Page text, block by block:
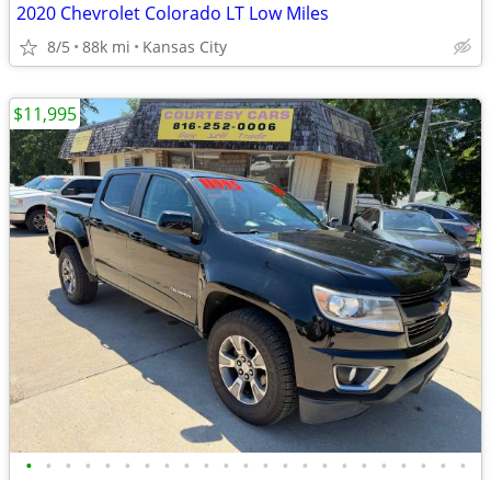
2020 Chevrolet Colorado LT Low Miles
8/5 88k mi Kansas City
• • • • • • • • • • • • • • • • • • • • • • •
$11,995